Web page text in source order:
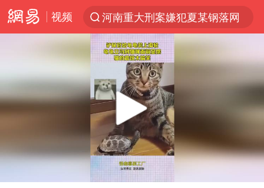
视频
河南重大刑案嫌犯夏某钢落网
光影经济撬动暑期消费新蓝海
马克·艾伦退出斯诺克中国公开赛
新疆优化调整景区内自驾服务费
情侣平潭拍日出坠崖1死1伤
黄金牛市回来了吗
Play